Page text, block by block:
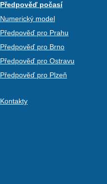
Předpověď počasí
Numerický model
Předpověď pro Prahu
Předpověď pro Brno
Předpověď pro Ostravu
Předpověď pro Plzeň
Kontakty